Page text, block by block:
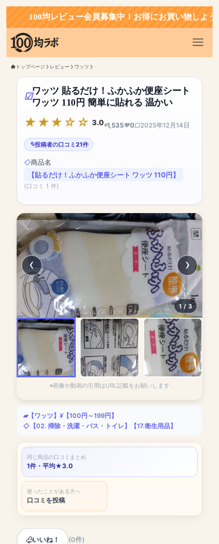
100均レビュー会員募集中！お得にお買い物しよう！
トップページ レビュー ワッツ
ワッツ 貼るだけ！ふかふか便座シート
ワッツ 110円 簡単に貼れる 温かい
3.0 1,535 0 2025年12月14日
投稿者の口コミ21件
商品名
【貼るだけ！ふかふか便座シート ワッツ 110円】
(口コミ 1 件)
100kinlab.jp
1 / 3
※画像や動画の引用はURL記載をお願いします
【ワッツ】
【100円～199円】
【02. 掃除・洗濯・バス・トイレ】
【17.衛生用品】
同じ商品の口コミまとめ
1件・平均★3.0
使ったことがある方へ
口コミを投稿
いいね！ (0件)